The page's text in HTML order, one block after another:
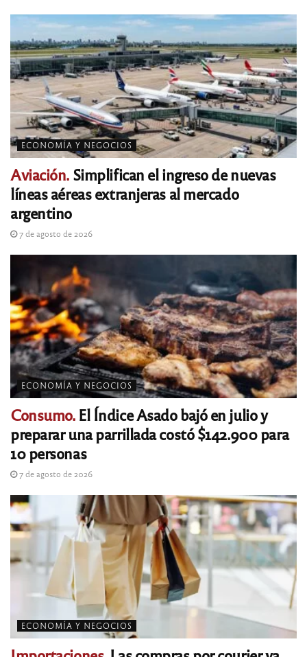
ECONOMÍA Y NEGOCIOS
Aviación. Simplifican el ingreso de nuevas
líneas aéreas extranjeras al mercado
argentino
7 de agosto de 2026
ECONOMÍA Y NEGOCIOS
Consumo.El Índice Asado bajó en julio y
preparar una parrillada costó $142.900 para
10 personas
7 de agosto de 2026
ECONOMÍA Y NEGOCIOS